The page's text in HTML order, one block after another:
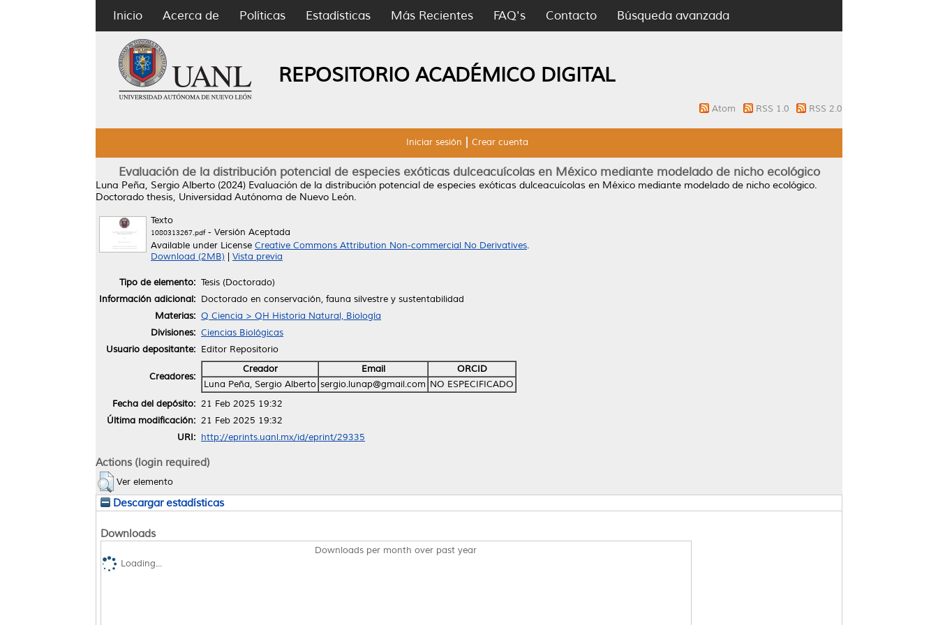
Inicio Acerca de Políticas Estadísticas Más Recientes FAQ's Contacto Búsqueda avanzada
REPOSITORIO ACADÉMICO DIGITAL
Atom RSS 1.0 RSS 2.0
Iniciar sesión Crear cuenta
Evaluación de la distribución potencial de especies exóticas dulceacuícolas en México mediante modelado de nicho ecológico
Luna Peña, Sergio Alberto (2024) Evaluación de la distribución potencial de especies exóticas dulceacuícolas en México mediante modelado de nicho ecológico.
Doctorado thesis, Universidad Autónoma de Nuevo León.
Texto
1080313267.pdf- Versión Aceptada
Available under License Creative Commons Attribution Non-commercial No Derivatives.
Download (2MB)
Vista previa
Tipo de elemento: Tesis (Doctorado)
Información adicional: Doctorado en conservación, fauna silvestre y sustentabilidad
Materias: Q Ciencia > QH Historia Natural, Biología
Divisiones: Ciencias Biológicas
Usuario depositante: Editor Repositorio
Creadores:
Creador Email
ORCID
Luna Peña, Sergio Alberto sergio.lunap@gmail.com NO ESPECIFICADO
Fecha del depósito: 21 Feb 2025 19:32
Última modificación: 21 Feb 2025 19:32
URI: http://eprints.uanl.mx/id/eprint/29335
Actions (login required)
Ver elemento
Descargar estadísticas
Downloads
Downloads per month over past year
Loading...